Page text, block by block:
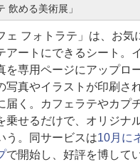
飲める美術展」
フォトラテ」は、お気
アートにできるシート。
を専用ページにアップロ
写真やイラストが印刷さ
届く。カフェラテやカプ
乗せるだけで、オリジナ
う。同サービスは10月に
で開始し、好評を博してい